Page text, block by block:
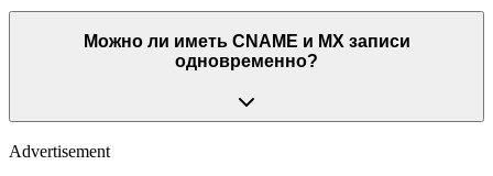
Можно ли иметь CNAME и MX записи
одновременно?
Advertisement